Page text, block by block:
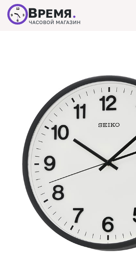
12
3
6
9 ВРЕМЯ.
ЧАСОВОЙ МАГАЗИН